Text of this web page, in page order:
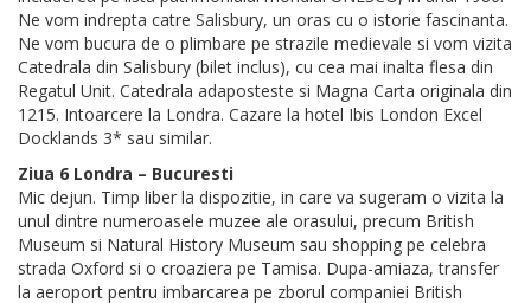
Ne vom indrepta catre Salisbury, un oras cu o istorie fascinanta.
Ne vom bucura de o plimbare pe strazile medievale si vom vizita
Catedrala din Salisbury (bilet inclus), cu cea mai inalta flesa din
Regatul Unit. Catedrala adaposteste si Magna Carta originala din
1215. Intoarcere la Londra. Cazare la hotel Ibis London Excel
Docklands 3* sau similar.
Ziua 6 Londra – Bucuresti
Mic dejun. Timp liber la dispozitie, in care va sugeram o vizita la
unul dintre numeroasele muzee ale orasului, precum British
Museum si Natural History Museum sau shopping pe celebra
strada Oxford si o croaziera pe Tamisa. Dupa-amiaza, transfer
la aeroport pentru imbarcarea pe zborul companiei British